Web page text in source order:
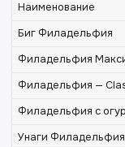
Наименование
Биг Филадельфия
Филадельфия
Филадельфия —
Филадельфия с
Унаги Филадельфия